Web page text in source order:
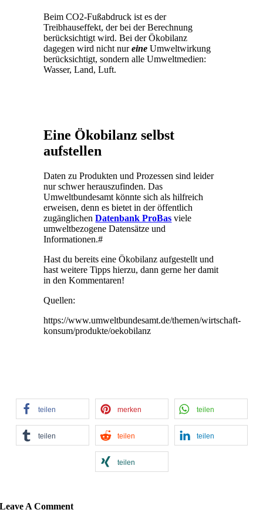
Beim CO2-Fußabdruck ist es der
Treibhauseffekt, der bei der Berechnung
berücksichtigt wird. Bei der Ökobilanz
dagegen wird nicht nureine Umweltwirkung
berücksichtigt, sondern alle Umweltmedien:
Wasser, Land, Luft.
Eine Ökobilanz selbst
aufstellen
Daten zu Produkten und Prozessen sind leider
nur schwer herauszufinden. Das
Umweltbundesamt könnte sich als hilfreich
erweisen, denn es bietet in der öffentlich
zugänglichen Datenbank ProBas viele
umweltbezogene Datensätze und
Informationen.#
Hast du bereits eine Ökobilanz aufgestellt und
hast weitere Tipps hierzu, dann gerne her damit
in den Kommentaren!
Quellen:
https://www.umweltbundesamt.de/themen/wirtschaft-
konsum/produkte/oekobilanz
teilen merken teilen
teilen teilen teilen
teilen
Leave A Comment